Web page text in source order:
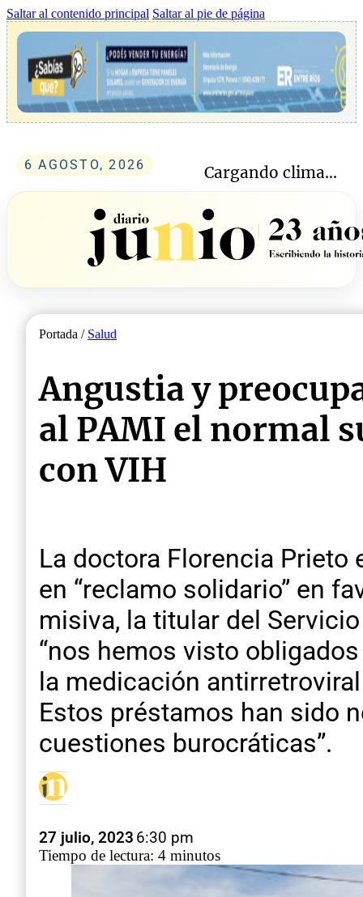
Saltar al contenido principal Saltar al pie de página
6 AGOSTO, 2026 Cargando clima...
Portada / Salud
Angustia y
al PAMI el normal
con VIH
La doctora Florencia Prieto
en “reclamo solidario” en
misiva, la titular del
“nos hemos visto
la medicación
Estos préstamos han sido
cuestiones burocráticas”.
27 julio, 2023 6:30 pm
Tiempo de lectura: 4 minutos